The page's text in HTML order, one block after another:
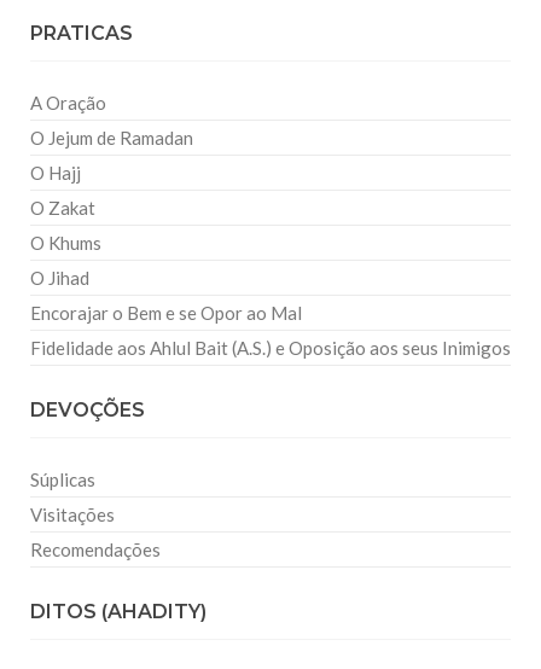
PRATICAS
A Oração
O Jejum de Ramadan
O Hajj
O Zakat
O Khums
O Jihad
Encorajar o Bem e se Opor ao Mal
Fidelidade aos Ahlul Bait (A.S.) e Oposição aos seus Inimigos
DEVOÇÕES
Súplicas
Visitações
Recomendações
DITOS (AHADITY)